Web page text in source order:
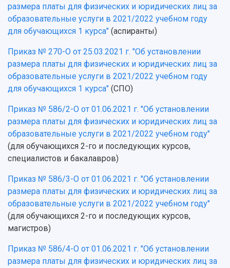
размера платы для физических и юридических лиц за
образовательные услуги в 2021/2022 учебном году
для обучающихся 1 курса" (аспиранты)
Приказ № 270-О от 25.03.2021 г. "Об установлении
размера платы для физических и юридических лиц за
образовательные услуги в 2021/2022 учебном году
для обучающихся 1 курса" (СПО)
Приказ № 586/2-О от 01.06.2021 г. "Об установлении
размера платы для физических и юридических лиц за
образовательные услуги в 2021/2022 учебном году"
(для обучающихся 2-го и последующих курсов,
специалистов и бакалавров)
Приказ № 586/3-О от 01.06.2021 г. "Об установлении
размера платы для физических и юридических лиц за
образовательные услуги в 2021/2022 учебном году"
(для обучающихся 2-го и последующих курсов,
магистров)
Приказ № 586/4-О от 01.06.2021 г. "Об установлении
размера платы для физических и юридических лиц за